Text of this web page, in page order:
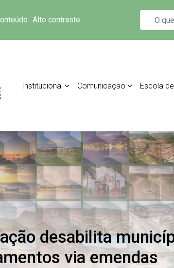
Alto contraste
Institucional Comunicação Escola
desabilita
via emendas